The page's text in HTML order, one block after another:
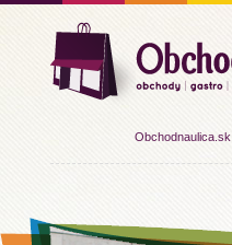
Obchodnaulica.sk